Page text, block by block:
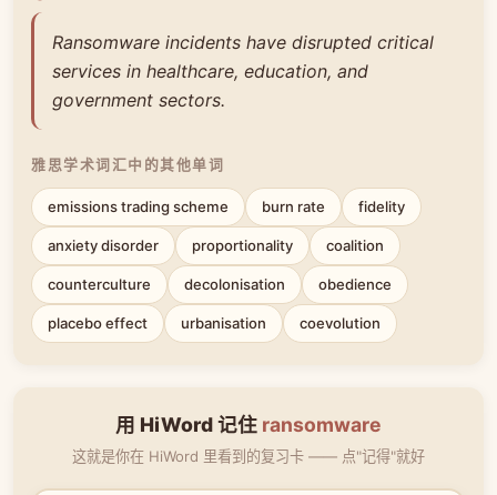
Ransomware incidents have disrupted critical
services in healthcare, education, and
government sectors.
雅思学术词汇中的其他单词
emissions trading scheme burn rate fidelity
anxiety disorder proportionality coalition
counterculture decolonisation obedience
placebo effect urbanisation coevolution
用 HiWord 记住 ransomware
这就是你在 HiWord 里看到的复习卡 —— 点"记得"就好